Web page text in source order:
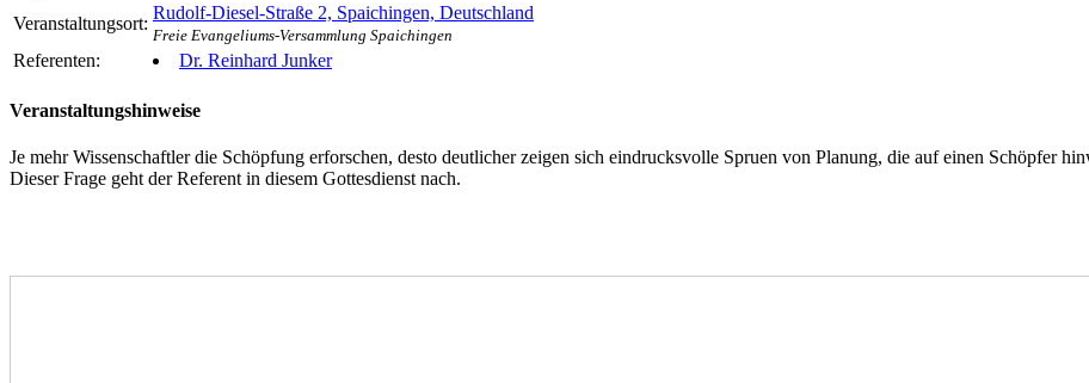
Veranstaltungsort:
Rudolf-Diesel-Straße 2, Spaichingen, Deutschland
Freie Evangeliums-Versammlung Spaichingen
Referenten: Dr. Reinhard Junker
Veranstaltungshinweise
Je mehr Wissenschaftler die Schöpfung erforschen, desto deutlicher zeigen sich eindrucksvolle Spruen von Planung, die auf einen Schöpfer
Dieser Frage geht der Referent in diesem Gottesdienst nach.